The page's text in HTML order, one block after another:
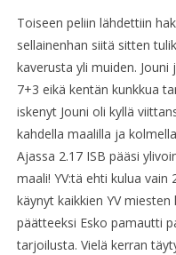
Toiseen peliin lähdettiin
sellainenhan siitä sitten
kaverusta yli muiden.
7+3 eikä kentän kunkkua
iskenyt Jouni oli kyllä
kahdella maalilla ja
Ajassa 2.17 ISB pääsi
maali! YV:tä ehti kulua
käynyt kaikkien YV
päätteeksi Esko pamautti
tarjoilusta. Vielä kerran